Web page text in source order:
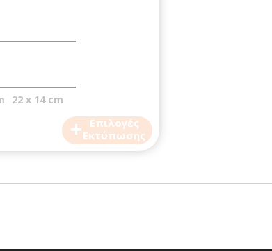
+
Επιλογές
Εκτύπωσης
22 x 14 cm